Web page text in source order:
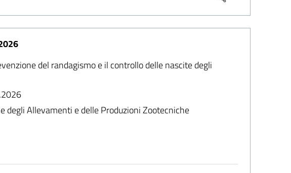
del randagismo e il controllo delle nascite degli
degli Allevamenti e delle Produzioni Zootecniche